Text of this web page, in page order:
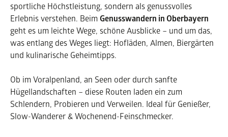
sportliche Höchstleistung, sondern als genussvolles
Erlebnis verstehen. BeimGenusswandern in Oberbayern
geht es um leichte Wege, schöne Ausblicke – und um das,
was entlang des Weges liegt: Hofläden, Almen, Biergärten
und kulinarische Geheimtipps.
Ob im Voralpenland, an Seen oder durch sanfte
Hügellandschaften – diese Routen laden ein zum
Schlendern, Probieren und Verweilen. Ideal für Genießer,
Slow-Wanderer & Wochenend-Feinschmecker.